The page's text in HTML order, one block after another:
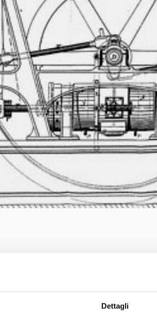
Dettagli
la presentazione ella ricostruzione del
si è tenuta nellaFortezza da Basso,